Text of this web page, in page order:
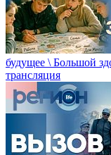
будущее \ Большой
трансляция